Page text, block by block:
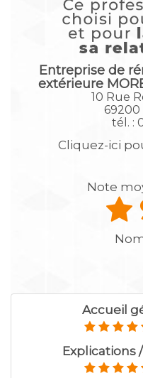
Entreprise de
extérieure
10 Rue
69200
tél. :
Cliquez-ici
Note
Accueil
Explications